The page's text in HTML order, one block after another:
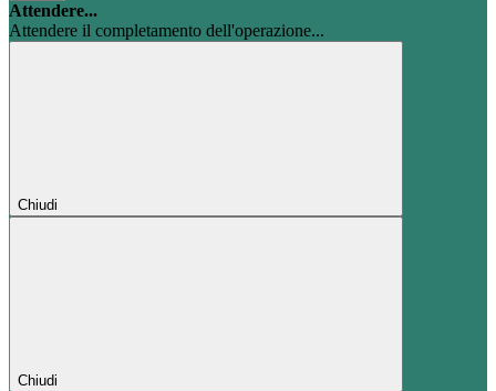
Attendere...
Attendere il completamento dell'operazione...
Chiudi
Chiudi